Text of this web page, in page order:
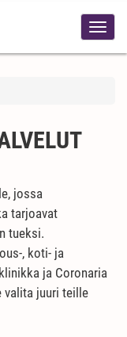
jossa
tarjoavat
tueksi.
, koti- ja
ja Coronaria
valita juuri teille